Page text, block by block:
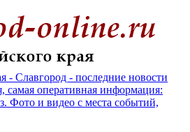
- Славгород - последние новости
самая оперативная информация:
Фото и видео с места событий,